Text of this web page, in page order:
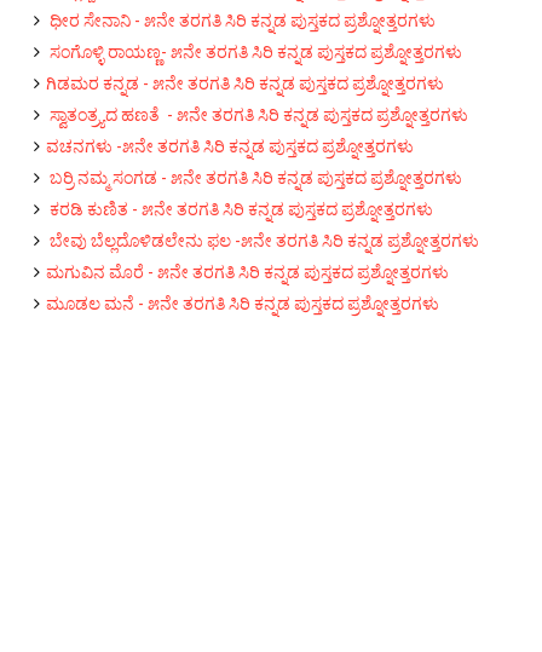
ಧೀರ ಸೇನಾನಿ - ೫ನೇ ತರಗತಿ ಸಿರಿ ಕನ್ನಡ ಪುಸ್ತಕದ ಪ್ರಶ್ನೋತ್ತರಗಳು
ಸಂಗೊಳ್ಳಿ ರಾಯಣ್ಣ- ೫ನೇ ತರಗತಿ ಸಿರಿ ಕನ್ನಡ ಪುಸ್ತಕದ ಪ್ರಶ್ನೋತ್ತರಗಳು
ಗಿಡಮರ ಕನ್ನಡ‌ - ೫ನೇ ತರಗತಿ ಸಿರಿ ಕನ್ನಡ ಪುಸ್ತಕದ ಪ್ರಶ್ನೋತ್ತರಗಳು
ಸ್ವಾತಂತ್ರ್ಯದ ಹಣತೆ - ೫ನೇ ತರಗತಿ ಸಿರಿ ಕನ್ನಡ ಪುಸ್ತಕದ ಪ್ರಶ್ನೋತ್ತರಗಳು
ವಚನಗಳು -೫ನೇ ತರಗತಿ ಸಿರಿ ಕನ್ನಡ ಪುಸ್ತಕದ ಪ್ರಶ್ನೋತ್ತರಗಳು
ಬರ್ರಿ ನಮ್ಮ ಸಂಗಡ - ೫ನೇ ತರಗತಿ ಸಿರಿ ಕನ್ನಡ ಪುಸ್ತಕದ ಪ್ರಶ್ನೋತ್ತರಗಳು
ಕರಡಿ ಕುಣಿತ - ೫ನೇ ತರಗತಿ ಸಿರಿ ಕನ್ನಡ ಪುಸ್ತಕದ ಪ್ರಶ್ನೋತ್ತರಗಳು
ಬೇವು ಬೆಲ್ಲದೊಳಿಡಲೇನು ಫಲ -೫ನೇ ತರಗತಿ ಸಿರಿ ಕನ್ನಡ ಪ್ರಶ್ನೋತ್ತರಗಳು
ಮಗುವಿನ ಮೊರೆ - ೫ನೇ ತರಗತಿ ಸಿರಿ ಕನ್ನಡ ಪುಸ್ತಕದ ಪ್ರಶ್ನೋತ್ತರಗಳು
ಮೂಡಲ ಮನೆ - ೫ನೇ ತರಗತಿ ಸಿರಿ ಕನ್ನಡ ಪುಸ್ತಕದ ಪ್ರಶ್ನೋತ್ತರಗಳು